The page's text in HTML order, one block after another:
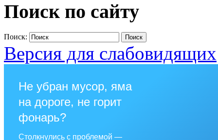
Поиск по сайту
Поиск:
Версия для слабовидящих
Не убран мусор, яма
на дороге, не горит
фонарь?
Столкнулись с проблемой —